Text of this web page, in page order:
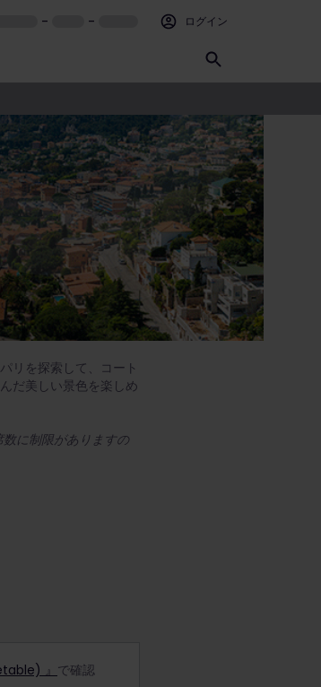
– – ログイン
リを探索して、コート
だ美しい景色を楽しめ
に制限がありますの
』 で確認